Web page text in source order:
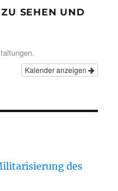
SEHEN UND
Kalender anzeigen
des